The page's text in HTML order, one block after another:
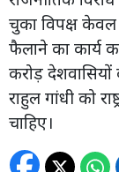
चुका विपक्ष
फैलाने का कार्य
करोड़
राहुल गांधी को
चाहिए।